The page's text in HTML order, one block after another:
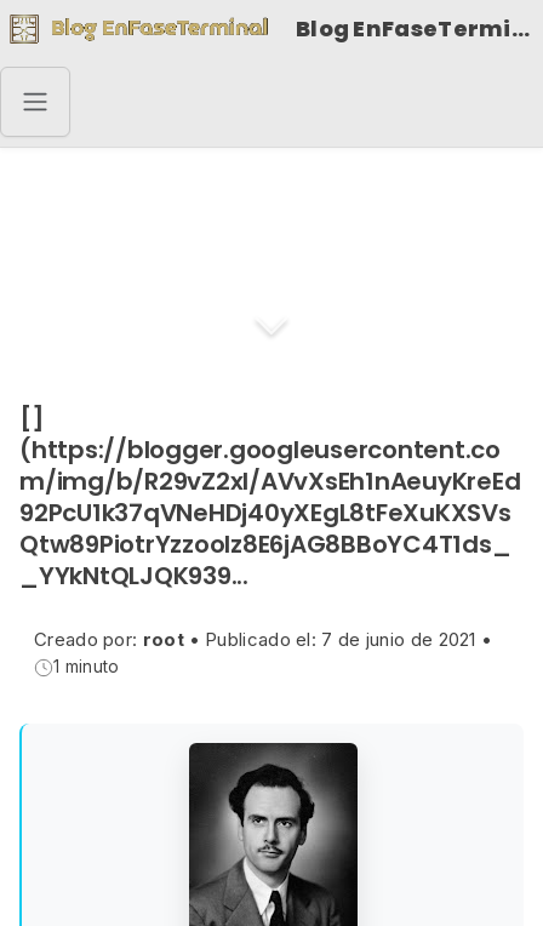
Blog EnFaseTerminal
[]
(https://blogger.googleusercontent.co
m/img/b/R29vZ2xl/AVvXsEh1nAeuyKreEd
92PcU1k37qVNeHDj40yXEgL8tFeXuKXSVs
Qtw89PiotrYzzoolz8E6jAG8BBoYC4T1ds_
_YYkNtQLJQK939...
Creado por: root • Publicado el: 7 de junio de 2021 •
1 minuto